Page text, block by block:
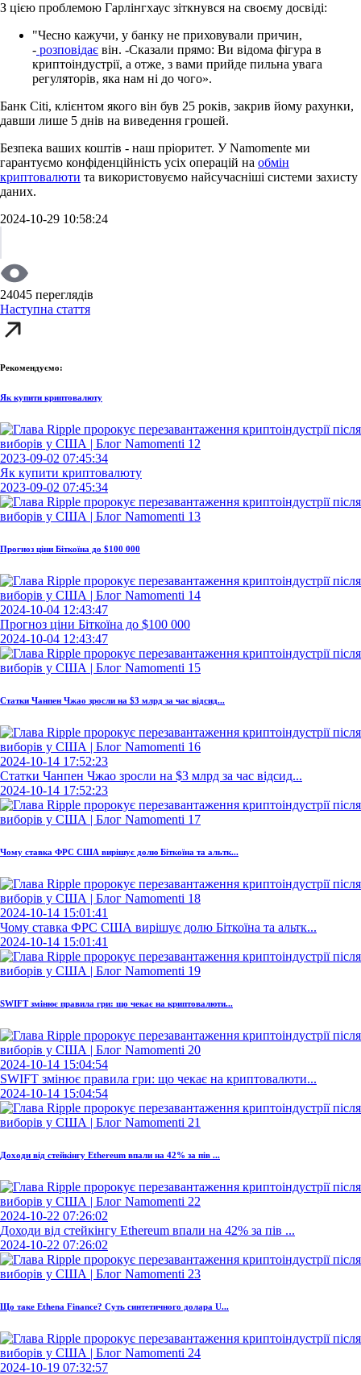
З цією проблемою Гарлінгхаус зіткнувся на своєму досвіді:
"Чесно кажучи, у банку не приховували причин,
- розповідає він. -Сказали прямо: Ви відома фігура в
криптоіндустрії, а отже, з вами прийде пильна увага
регуляторів, яка нам ні до чого».
Банк Citi, клієнтом якого він був 25 років, закрив йому рахунки,
давши лише 5 днів на виведення грошей.
Безпека ваших коштів - наш пріоритет. У Namomente ми
гарантуємо конфіденційність усіх операцій на обмін
криптовалюти та використовуємо найсучасніші системи захисту
даних.
2024-10-29 10:58:24
24045 переглядів
Наступна стаття
Рекомендуємо:
Як купити криптовалюту
2023-09-02 07:45:34
Як купити криптовалюту
2023-09-02 07:45:34
Прогноз ціни Біткоїна до $100 000
2024-10-04 12:43:47
Прогноз ціни Біткоїна до $100 000
2024-10-04 12:43:47
Статки Чанпен Чжао зросли на $3 млрд за час відсид...
2024-10-14 17:52:23
Статки Чанпен Чжао зросли на $3 млрд за час відсид...
2024-10-14 17:52:23
Чому ставка ФРС США вирішує долю Біткоїна та альтк...
2024-10-14 15:01:41
Чому ставка ФРС США вирішує долю Біткоїна та альтк...
2024-10-14 15:01:41
SWIFT змінює правила гри: що чекає на криптовалюти...
2024-10-14 15:04:54
SWIFT змінює правила гри: що чекає на криптовалюти...
2024-10-14 15:04:54
Доходи від стейкінгу Ethereum впали на 42% за пів ...
2024-10-22 07:26:02
Доходи від стейкінгу Ethereum впали на 42% за пів ...
2024-10-22 07:26:02
Що таке Ethena Finance? Суть синтетичного долара U...
2024-10-19 07:32:57